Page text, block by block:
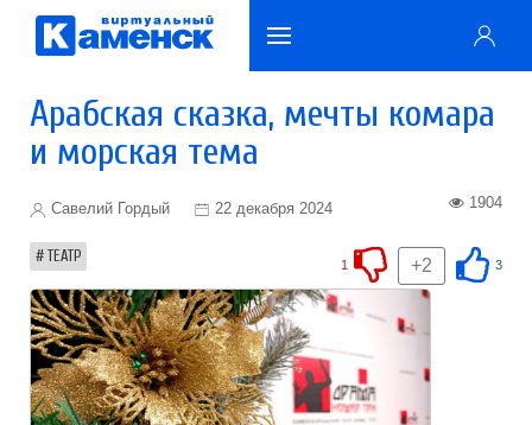
Арабская сказка, мечты комара
и морская тема
Савелий Гордый 22 декабря 2024 1904
ТЕАТР 3
+2
1